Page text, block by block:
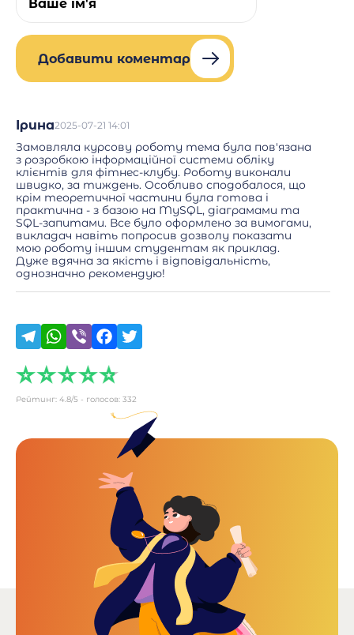
Добавити коментар
Ірина2025-07-21 14:01
Замовляла курсову роботу тема була пов'язана
з розробкою інформаційної системи обліку
клієнтів для фітнес-клубу. Роботу виконали
швидко, за тиждень. Особливо сподобалося, що
крім теоретичної частини була готова і
практична - з базою на MySQL, діаграмами та
SQL-запитами. Все було оформлено за вимогами,
викладач навіть попросив дозволу показати
мою роботу іншим студентам як приклад.
Дуже вдячна за якість і відповідальність,
однозначно рекомендую!
Рейтинг: 4.8/5 - голосов: 332